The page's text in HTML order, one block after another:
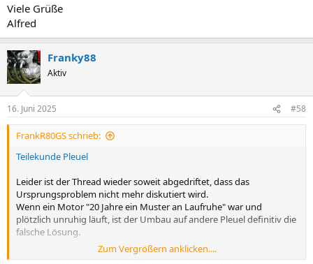
Viele Grüße
Alfred
Franky88
Aktiv
16. Juni 2025 #58
FrankR80GS schrieb:
Teilekunde Pleuel
Leider ist der Thread wieder soweit abgedriftet, dass das
Ursprungsproblem nicht mehr diskutiert wird.
Wenn ein Motor "20 Jahre ein Muster an Laufruhe" war und
plötzlich unruhig läuft, ist der Umbau auf andere Pleuel definitiv die
falsche Lösung.
Bei mir war es der einfach nur ein defekter Zündkerzenstecker
Zum Vergrößern anklicken....